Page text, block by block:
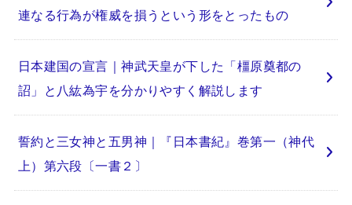
連なる行為が権威を損うという形をとったもの
日本建国の宣言｜神武天皇が下した「橿原奠都の
詔」と八紘為宇を分かりやすく解説します
誓約と三女神と五男神｜『日本書紀』巻第一（神代
上）第六段〔一書２〕